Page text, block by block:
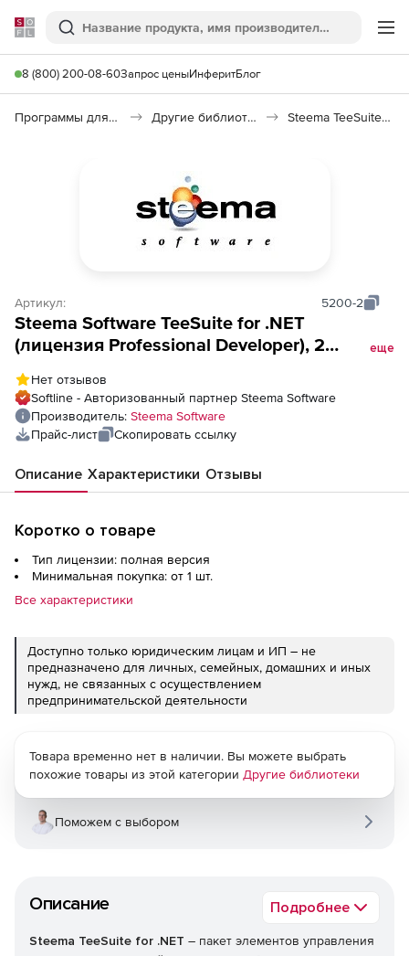
Softline
Поиск
8 (800) 200-08-60Запрос ценыИнферитБлог
Программы для программирования Другие библиотеки Steema TeeSuite for .NET
Артикул: 5200-2
Steema Software TeeSuite for .NET
(лицензия Professional Developer), 2
еще
Нет отзывов
Softline - Авторизованный партнер Steema Software
Производитель: Steema Software
Прайс-лист
Скопировать ссылку
Описание Характеристики Отзывы
Коротко о товаре
Тип лицензии: полная версия
Минимальная покупка: от 1 шт.
Все характеристики
Доступно только юридическим лицам и ИП – не
предназначено для личных, семейных, домашних и иных
нужд, не связанных с осуществлением
предпринимательской деятельности
Описание Подробнее
Steema TeeSuite for .NET – пакет элементов управления
Товара временно нет в наличии. Вы можете выбрать
похожие товары из этой категории Другие библиотеки
Поможем с выбором